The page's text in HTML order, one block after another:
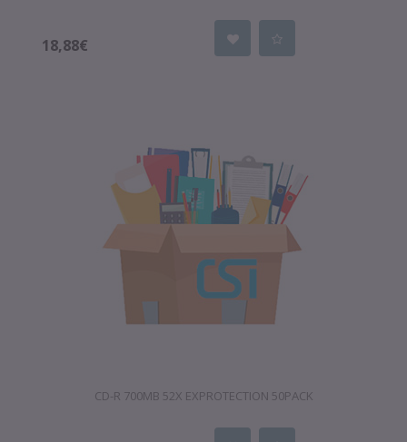
18,88€
CD-R 700MB 52X EXPROTECTION 50PACK